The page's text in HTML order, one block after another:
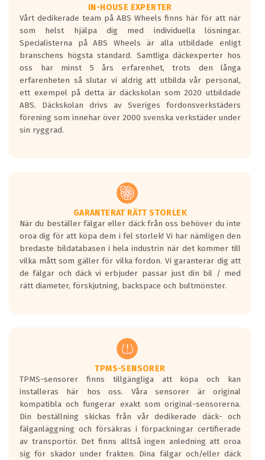
Våtgrepp egenskaper:
Betygsskalan är satt A till F. Där A påvisar
den kortaste bromssträckan och F är den
längsta.
Inga D eller G betyg delas ut för
personbilar och lätta lastbilar.
Betyget sätts efter ett test där däcken
skall bromsa in på en väg där det ligger
0.5-1.5 mm vatten.
I 80km/h kommer skillnaden på
Vid körning i över 50km/h brukar
rullmotståndets ljud överträffa
motorljudet.
På däckmärkningen kommer det finnas
en symbol av ett däck med vågar. Hög
bullernivå markeras med svarta vågor
medans de vita vågorna påvisar om det är
ett tyst däck.
regelverket som introduceras år 2016.
Ett däck med två svarta vågor är redan
godkända för år 2016 nya regelverk.
Ett däck med en svart våg kommer vara
minst tre decibel tystare än det
regelverk som börjar gälla 2016.
IN-HOUSE EXPERTER
Vårt dedikerade team på ABS Wheels finns här för att när
som helst hjälpa dig med individuella lösningar.
Specialisterna på ABS Wheels är alla utbildade enligt
branschens högsta standard. Samtliga däckexperter hos
oss har minst 5 års erfarenhet, trots den långa
erfarenheten så slutar vi aldrig att utbilda vår personal,
ett exempel på detta är däckskolan som 2020 utbildade
ABS. Däckskolan drivs av Sveriges fordonsverkstäders
förening som innehar över 2000 svenska verkstäder under
sin ryggrad.
GARANTERAT RÄTT STORLEK
När du beställer fälgar eller däck från oss behöver du inte
oroa dig för att köpa dem i fel storlek! Vi har nämligen den
bredaste bildatabasen i hela industrin när det kommer till
vilka mått som gäller för vilka fordon. Vi garanterar dig att
de fälgar och däck vi erbjuder passar just din bil / med
rätt diameter, förskjutning, backspace och bultmönster.
TPMS-SENSORER
TPMS-sensorer finns tillgängliga att köpa och kan
installeras här hos oss. Våra sensorer är original
kompatibla och fungerar exakt som original-sensorerna.
Din beställning skickas från vår dedikerade däck- och
fälganläggning och försäkras i förpackningar certifierade
av transportör. Det finns alltså ingen anledning att oroa
sig för skador under frakten. Dina fälgar och/eller däck